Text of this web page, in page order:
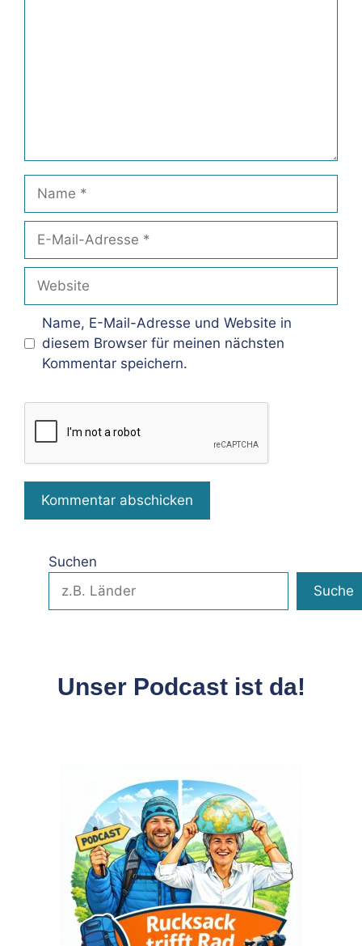
Mail-
Adresse
Name, E-Mail-Adresse und Website in
diesem Browser für meinen nächsten
Kommentar speichern.
Suchen
Suche
Unser Podcast ist da!